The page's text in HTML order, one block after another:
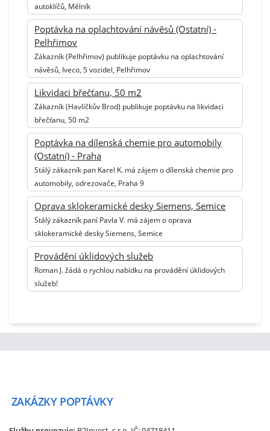
autoklíčů, Mělník
Poptávka na oplachtování návěsů (Ostatní) -
Pelhřimov
Zákazník (Pelhřimov) publikuje poptávku na oplachtování
návěsů, Iveco, 5 vozidel, Pelhřimov
Likvidaci břečťanu, 50 m2
Zákazník (Havlíčkův Brod) publikuje poptávku na likvidaci
břečťanu, 50 m2
Poptávka na dílenská chemie pro automobily
(Ostatní) - Praha
Stálý zákazník pan Karel K. má zájem o dílenská chemie pro
automobily, odrezovače, Praha 9
Oprava sklokeramické desky Siemens, Semice
Stálý zákazník paní Pavla V. má zájem o oprava
sklokeramické desky Siemens, Semice
Provádění úklidových služeb
Roman J. žádá o rychlou nabídku na provádění úklidových
služeb!
ZAKÁZKY POPTÁVKY